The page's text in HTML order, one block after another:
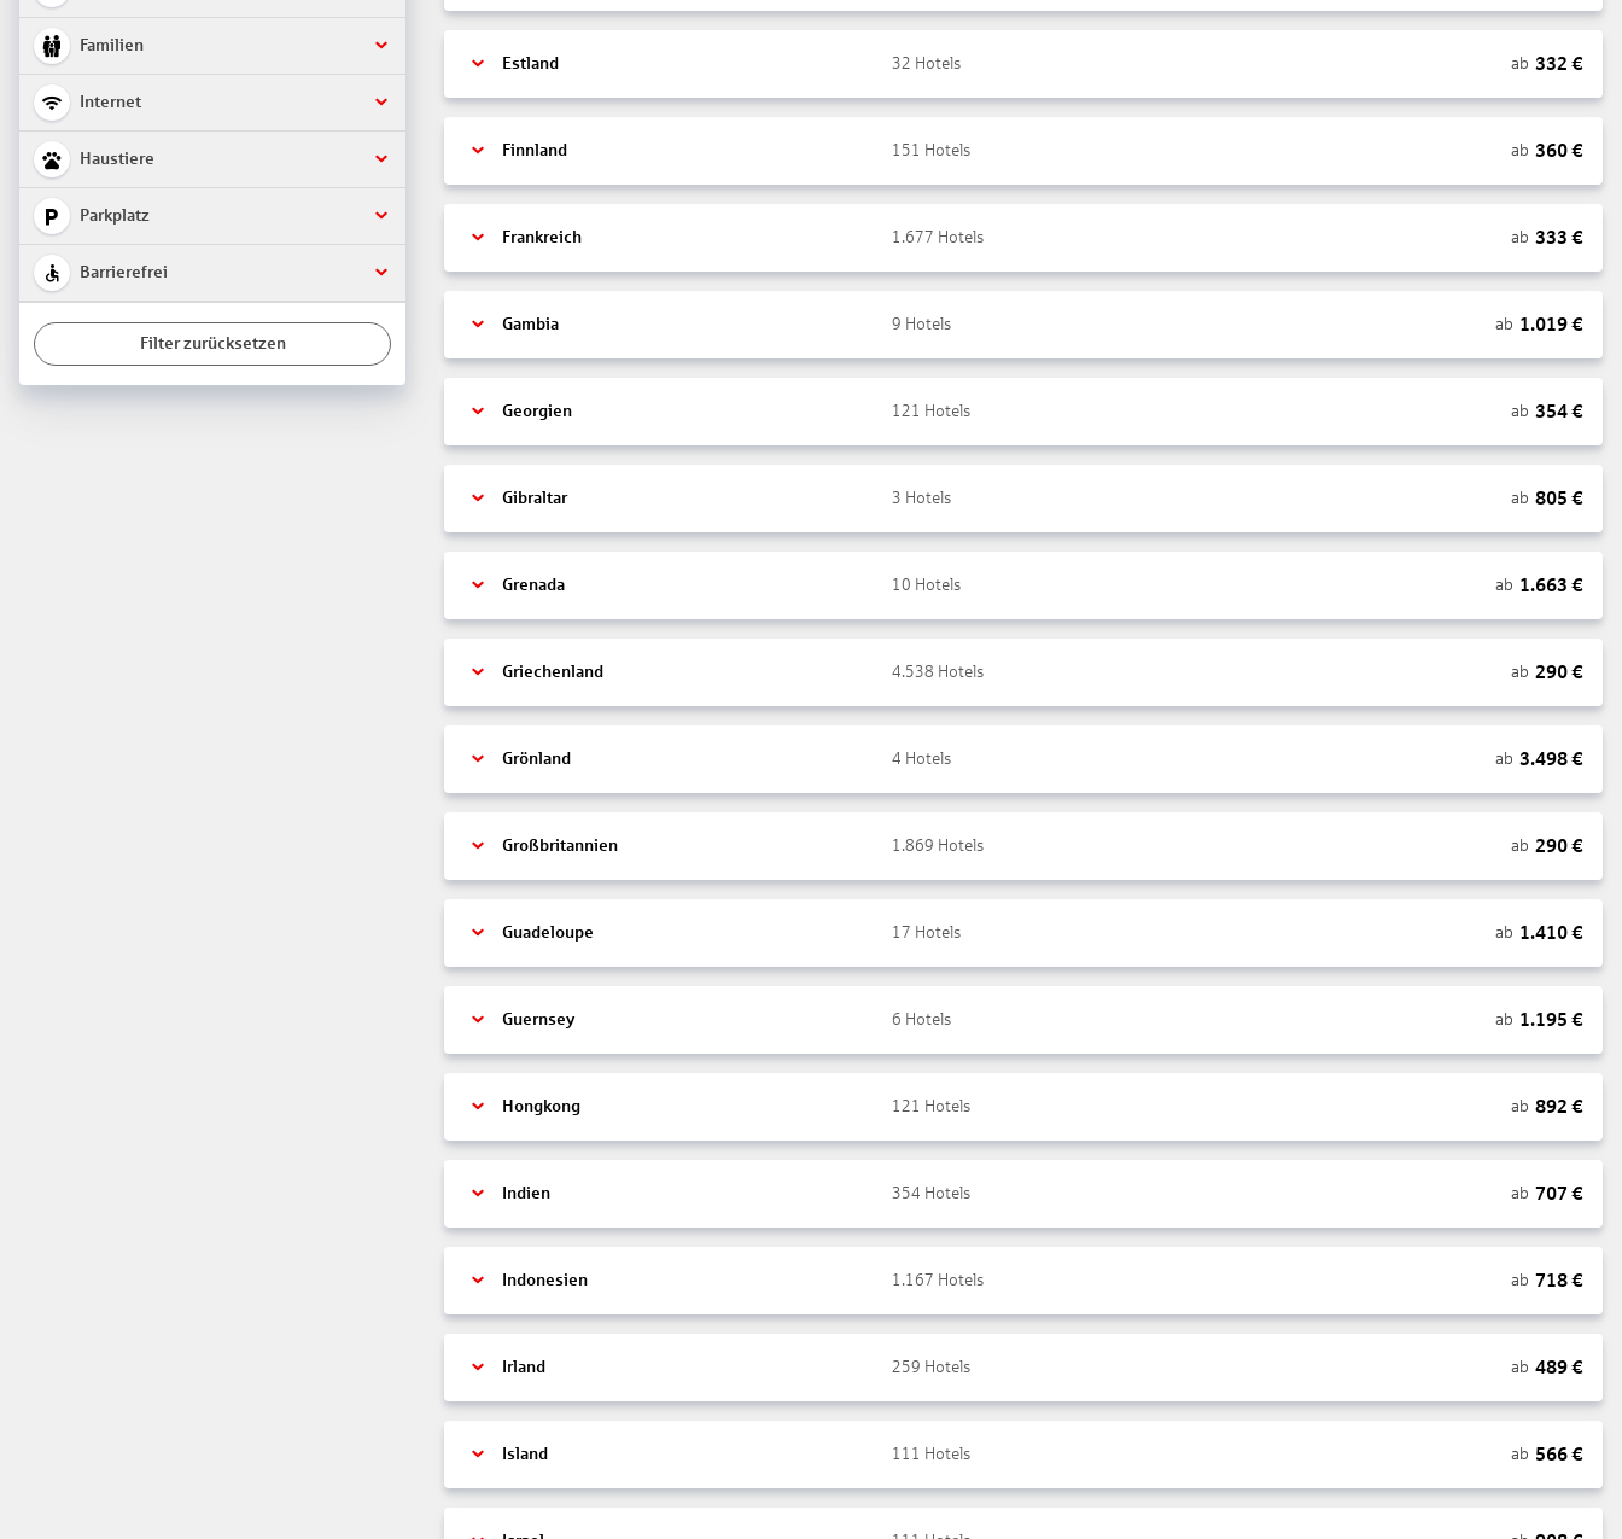
Familien
Internet
Haustiere
Parkplatz
Barrierefrei
Filter zurücksetzen
Estland 32 Hotels ab 332 €
Finnland 151 Hotels ab 360€
Frankreich 1.677 Hotels ab 333 €
Gambia 9 Hotels ab 1.019€
Georgien 121 Hotels ab 354€
Gibraltar 3 Hotels ab 805 €
Grenada 10 Hotels ab 1.663 €
Griechenland 4.538 Hotels ab 290€
Grönland 4 Hotels ab 3.498€
Großbritannien 1.869 Hotels ab 290€
Guadeloupe 17 Hotels ab 1.410€
Guernsey 6 Hotels ab 1.195 €
Hongkong 121 Hotels ab 892 €
Indien 354 Hotels ab 707 €
Indonesien 1.167 Hotels ab 718€
Irland 259 Hotels ab 489€
Island 111 Hotels ab 566€